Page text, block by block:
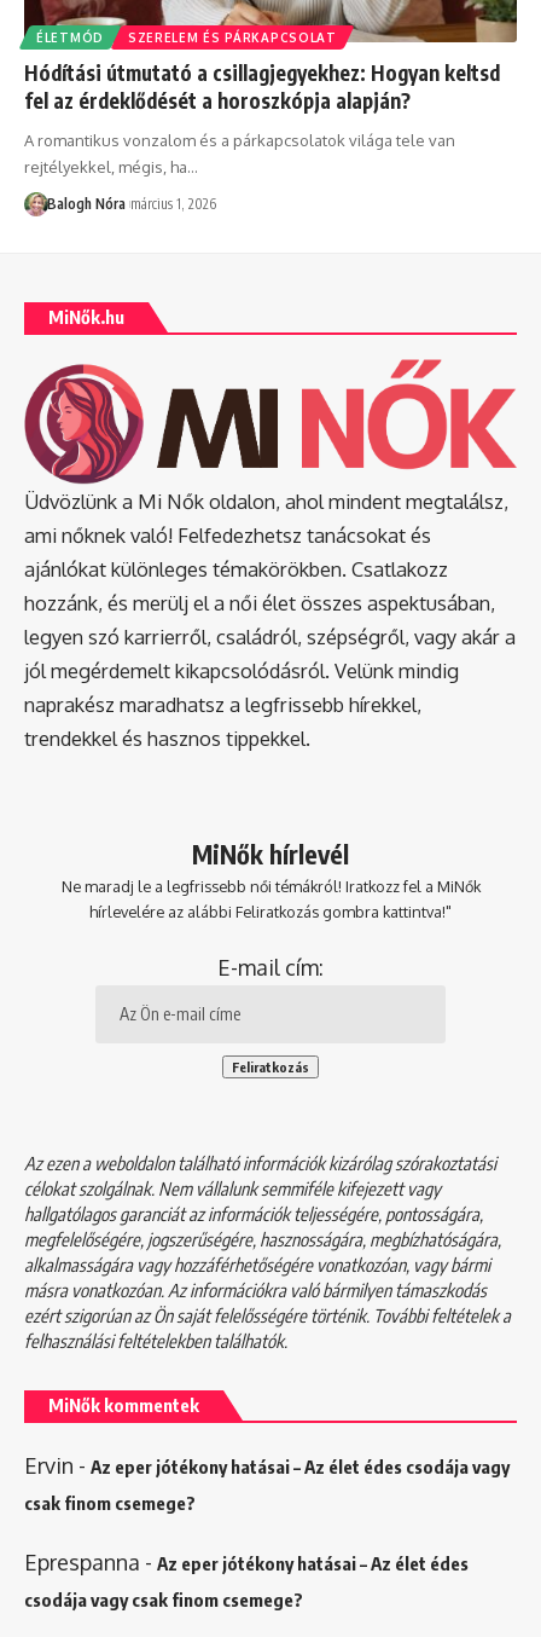
ÉLETMÓD SZERELEM ÉS PÁRKAPCSOLAT
Hódítási útmutató a csillagjegyekhez: Hogyan keltsd
fel az érdeklődését a horoszkópja alapján?
A romantikus vonzalom és a párkapcsolatok világa tele van
rejtélyekkel, mégis, ha…
Balogh Nóra március 1, 2026
MiNők.hu
Üdvözlünk a Mi Nők oldalon, ahol mindent megtalálsz,
ami nőknek való! Felfedezhetsz tanácsokat és
ajánlókat különleges témakörökben. Csatlakozz
hozzánk, és merülj el a női élet összes aspektusában,
legyen szó karrierről, családról, szépségről, vagy akár a
jól megérdemelt kikapcsolódásról. Velünk mindig
naprakész maradhatsz a legfrissebb hírekkel,
trendekkel és hasznos tippekkel.
MiNők hírlevél
Ne maradj le a legfrissebb női témákról! Iratkozz fel a MiNők
hírlevelére az alábbi Feliratkozás gombra kattintva!"
E-mail cím:
Az ezen a weboldalon található információk kizárólag szórakoztatási
célokat szolgálnak. Nem vállalunk semmiféle kifejezett vagy
hallgatólagos garanciát az információk teljességére, pontosságára,
megfelelőségére, jogszerűségére, hasznosságára, megbízhatóságára,
alkalmasságára vagy hozzáférhetőségére vonatkozóan, vagy bármi
másra vonatkozóan. Az információkra való bármilyen támaszkodás
ezért szigorúan az Ön saját felelősségére történik. További feltételek a
felhasználási feltételekbentalálhatók.
MiNők kommentek
Ervin - Az eper jótékony hatásai – Az élet édes csodája vagy
csak finom csemege?
Eprespanna - Az eper jótékony hatásai – Az élet édes
csodája vagy csak finom csemege?